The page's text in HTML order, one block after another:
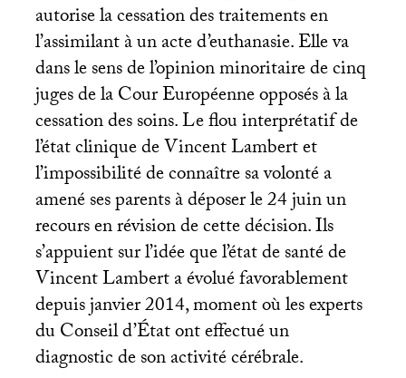
autorise la cessation des traitements en
l’assimilant à un acte d’euthanasie. Elle va
dans le sens de l’opinion minoritaire de cinq
juges de la Cour Européenne opposés à la
cessation des soins. Le flou interprétatif de
l’état clinique de Vincent Lambert et
l’impossibilité de connaître sa volonté a
amené ses parents à déposer le 24 juin un
recours en révision de cette décision. Ils
s’appuient sur l’idée que l’état de santé de
Vincent Lambert a évolué favorablement
depuis janvier 2014, moment où les experts
du Conseil d’État ont effectué un
diagnostic de son activité cérébrale.